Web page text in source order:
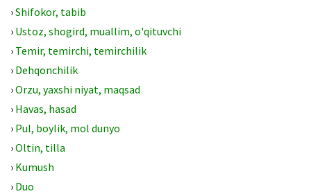
›Shifokor, tabib
› Ustoz, shogird, muallim, o'qituvchi
› Temir, temirchi, temirchilik
› Dehqonchilik
›Orzu, yaxshi niyat, maqsad
› Havas, hasad
› Pul, boylik, mol dunyo
›Oltin, tilla
› Kumush
› Duo